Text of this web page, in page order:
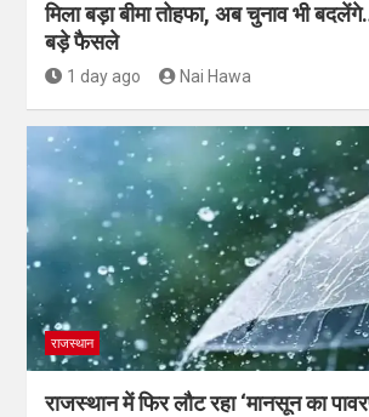
मिला बड़ा बीमा तोहफा, अब चुनाव भी
बड़े फैसले
1 day ago Nai Hawa
राजस्थान
राजस्थान में फिर लौट रहा ‘मानसून का